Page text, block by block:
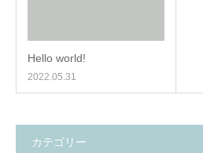
Hello world!
2022.05.31
カテゴリー